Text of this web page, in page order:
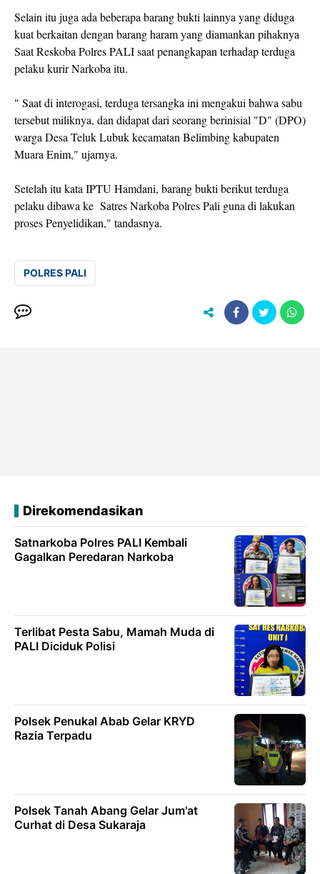
Selain itu juga ada beberapa barang bukti lainnya yang diduga
kuat berkaitan dengan barang haram yang diamankan pihaknya
Saat Reskoba Polres PALI saat penangkapan terhadap terduga
pelaku kurir Narkoba itu.
" Saat di interogasi, terduga tersangka ini mengakui bahwa sabu
tersebut miliknya, dan didapat dari seorang berinisial "D" (DPO)
warga Desa Teluk Lubuk kecamatan Belimbing kabupaten
Muara Enim," ujarnya.
Setelah itu kata IPTU Hamdani, barang bukti berikut terduga
pelaku dibawa ke Satres Narkoba Polres Pali guna di lakukan
proses Penyelidikan," tandasnya.
POLRES PALI
Direkomendasikan
Satnarkoba Polres PALI Kembali
Gagalkan Peredaran Narkoba
Terlibat Pesta Sabu, Mamah Muda di
PALI Diciduk Polisi
Polsek Penukal Abab Gelar KRYD
Razia Terpadu
Polsek Tanah Abang Gelar Jum'at
Curhat di Desa Sukaraja